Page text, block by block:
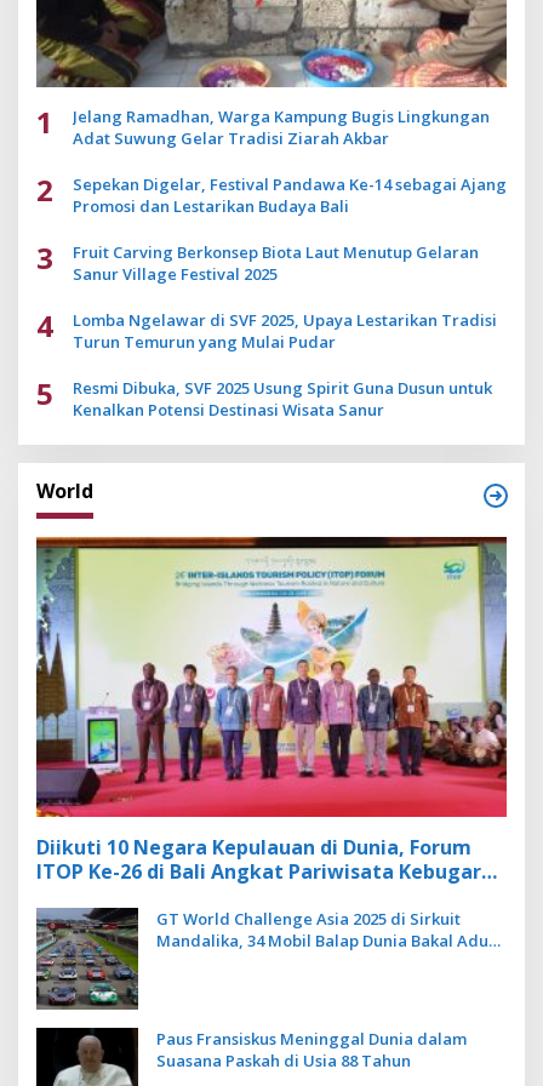
1
Jelang Ramadhan, Warga Kampung Bugis Lingkungan
Adat Suwung Gelar Tradisi Ziarah Akbar
2
Sepekan Digelar, Festival Pandawa Ke-14 sebagai Ajang
Promosi dan Lestarikan Budaya Bali
3
Fruit Carving Berkonsep Biota Laut Menutup Gelaran
Sanur Village Festival 2025
4
Lomba Ngelawar di SVF 2025, Upaya Lestarikan Tradisi
Turun Temurun yang Mulai Pudar
5
Resmi Dibuka, SVF 2025 Usung Spirit Guna Dusun untuk
Kenalkan Potensi Destinasi Wisata Sanur
World
Diikuti 10 Negara Kepulauan di Dunia, Forum
ITOP Ke-26 di Bali Angkat Pariwisata Kebugaran
GT World Challenge Asia 2025 di Sirkuit
Mandalika, 34 Mobil Balap Dunia Bakal Adu
Paus Fransiskus Meninggal Dunia dalam
Suasana Paskah di Usia 88 Tahun